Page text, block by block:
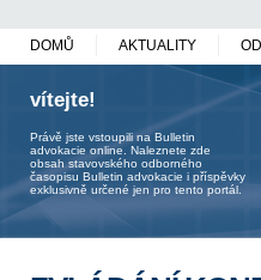
DOMŮ AKTUALITY
vítejte!
Právě jste vstoupili na Bulletin
advokacie online. Naleznete zde
obsah stavovského odborného
časopisu Bulletin advokacie i příspěvky
exklusivně určené jen pro tento portál.